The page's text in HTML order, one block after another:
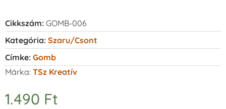
Cikkszám: GOMB-006
Kategória: Szaru/csont
Címke: Gomb
Márka: TSz Kreatív
1.490 Ft